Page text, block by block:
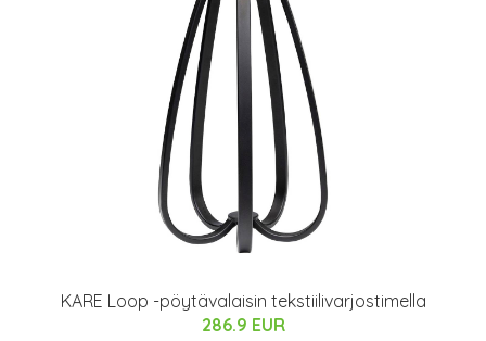
KARE Loop -pöytävalaisin tekstiilivarjostimella
286.9 EUR